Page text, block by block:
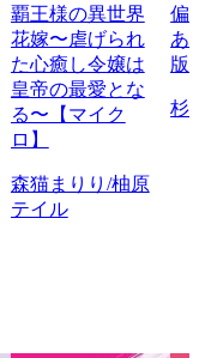
覇王様の異世界
花嫁〜虐げられ
た心癒し令嬢は
皇帝の最愛とな
る〜【マイク
ロ】
森猫まりり/柚原
テイル
偏
あ
版
杉